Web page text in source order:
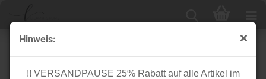
Hinweis:
!! VERSANDPAUSE 25% Rabatt auf alle Artikel im
Viskose Crepe - Ombra - khaki/ocker